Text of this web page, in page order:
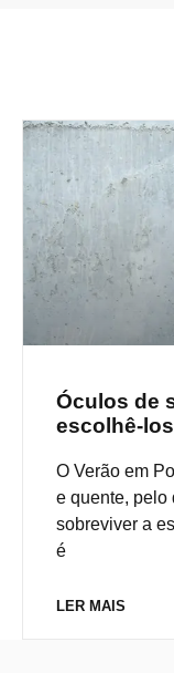
Óculos de
escolhê-
O Verão em
e quente, pelo
sobreviver a
é
LER MAIS